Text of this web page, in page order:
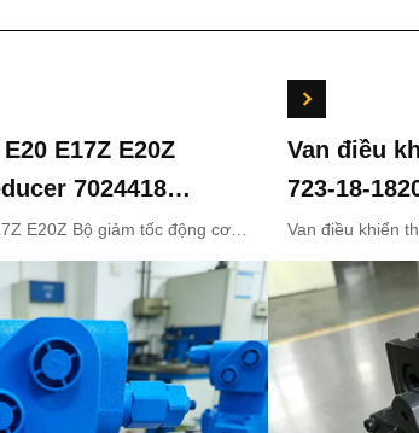
E17Z E20Z
7024418
đào mini
E20Z Bộ giảm tốc động cơ
Van điều
723-18-
18202 cho
của máy
Van điều khiển
của máy xúc